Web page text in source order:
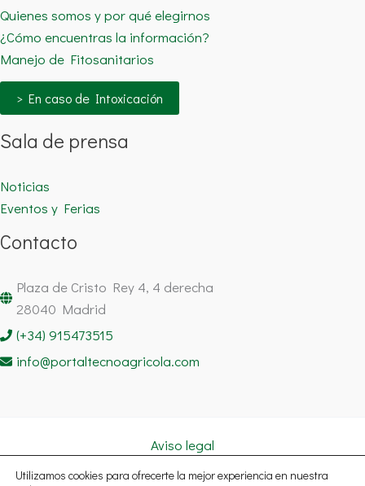
Quienes somos y por qué elegirnos
¿Cómo encuentras la información?
Manejo de Fitosanitarios
> En caso de Intoxicación
Sala de prensa
Noticias
Eventos y Ferias
Contacto
Plaza de Cristo Rey 4, 4 derecha
28040 Madrid
(+34) 915473515
info@portaltecnoagricola.com
Aviso legal
Política de cookies
Utilizamos cookies para ofrecerte la mejor experiencia en nuestra